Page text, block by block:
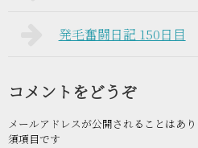
発毛奮闘日記 150日目
コメントをどうぞ
メールアドレスが公開されることはあり
須項目です